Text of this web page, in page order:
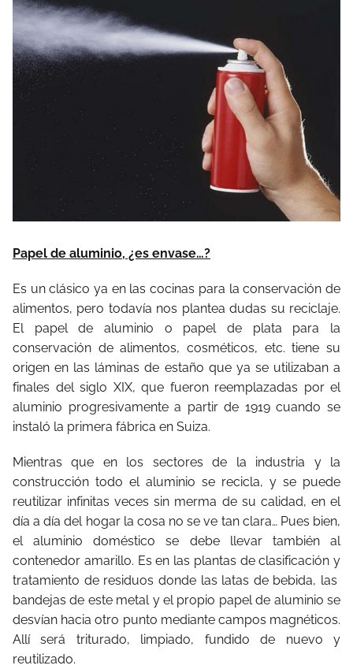
Papel de aluminio, ¿es envase…?
Es un clásico ya en las cocinas para la conservación de
alimentos, pero todavía nos plantea dudas su reciclaje.
El papel de aluminio o papel de plata para la
conservación de alimentos, cosméticos, etc. tiene su
origen en las láminas de estaño que ya se utilizaban a
finales del siglo XIX, que fueron reemplazadas por el
aluminio progresivamente a partir de 1919 cuando se
instaló la primera fábrica en Suiza.
Mientras que en los sectores de la industria y la
construcción todo el aluminio se recicla, y se puede
reutilizar infinitas veces sin merma de su calidad, en el
día a día del hogar la cosa no se ve tan clara… Pues bien,
el aluminio doméstico se debe llevar también al
contenedor amarillo. Es en las plantas de clasificación y
tratamiento de residuos donde las latas de bebida, las
bandejas de este metal y el propio papel de aluminio se
desvían hacia otro punto mediante campos magnéticos.
Allí será triturado, limpiado, fundido de nuevo y
reutilizado.